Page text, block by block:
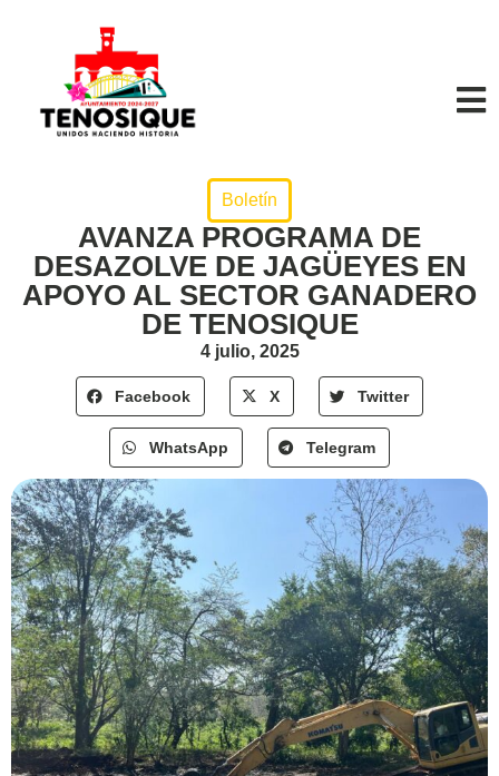
Boletín
AVANZA PROGRAMA DE
DESAZOLVE DE JAGÜEYES EN
APOYO AL SECTOR GANADERO
DE TENOSIQUE
4 julio, 2025
Facebook X Twitter
WhatsApp Telegram